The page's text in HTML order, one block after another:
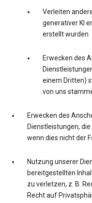
Verleiten
generativer KI
erstellt wurden
Erwecken des
einem Dritten)
von uns
Erwecken des
Dienstleistungen,
wenn dies nicht der
Nutzung unserer
bereitgestellten
zu verletzen, z. B.
Recht auf